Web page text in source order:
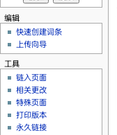
编辑
快速创建词条
上传向导
工具
链入页面
相关更改
特殊页面
打印版本
永久链接